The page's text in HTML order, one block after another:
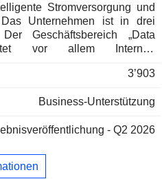
Stromversorgung und
Unternehmen ist in drei
Geschäftsbereich „Data
vor allem Internet-
und integrierte
bietet vor allem
und damit verbundene
Geschäftssegment „Neue
3’903
Business-Unterstützung
- Q2 2026